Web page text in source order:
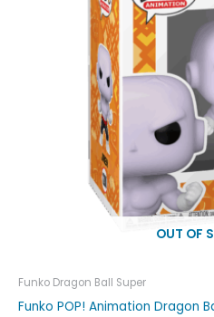
OUT OF
Funko Dragon Ball Super
Funko POP! Animation Dragon